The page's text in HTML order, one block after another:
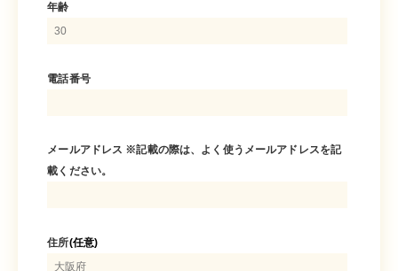
年齢
電話番号
メールアドレス ※記載の際は、よく使うメールアドレスを記
載ください。
住所(任意)